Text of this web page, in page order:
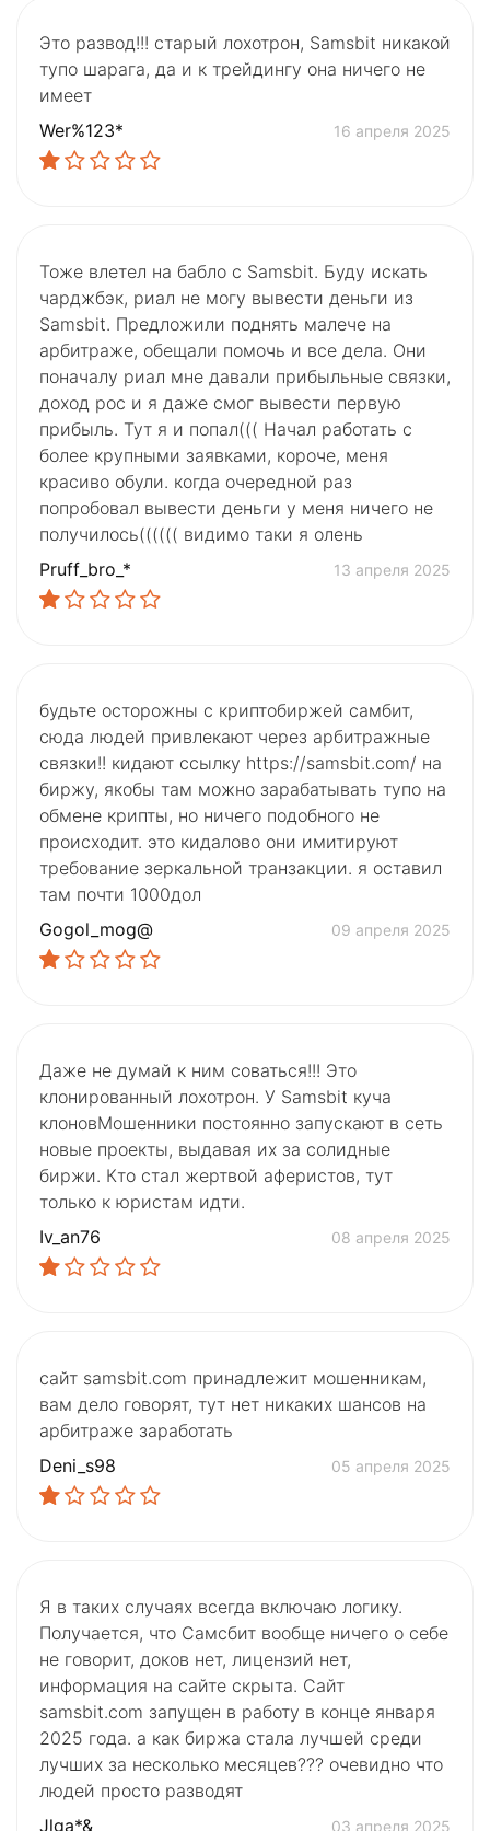
Это развод!!! старый лохотрон, Samsbit никакой
тупо шарага, да и к трейдингу она ничего не
имеет
Wer%123*
16 апреля 2025
Тоже влетел на бабло с Samsbit. Буду искать
чарджбэк, риал не могу вывести деньги из
Samsbit. Предложили поднять малече на
арбитраже, обещали помочь и все дела. Они
поначалу риал мне давали прибыльные связки,
доход рос и я даже смог вывести первую
прибыль. Тут я и попал((( Начал работать с
более крупными заявками, короче, меня
красиво обули. когда очередной раз
попробовал вывести деньги у меня ничего не
получилось(((((( видимо таки я олень
Pruff_bro_*
13 апреля 2025
будьте осторожны с криптобиржей самбит,
сюда людей привлекают через арбитражные
связки!! кидают ссылку https://samsbit.com/ на
биржу, якобы там можно зарабатывать тупо на
обмене крипты, но ничего подобного не
происходит. это кидалово они имитируют
требование зеркальной транзакции. я оставил
там почти 1000дол
Gogol_mog@
09 апреля 2025
Даже не думай к ним соваться!!! Это
клонированный лохотрон. У Samsbit куча
клоновМошенники постоянно запускают в сеть
новые проекты, выдавая их за солидные
биржи. Кто стал жертвой аферистов, тут
только к юристам идти.
Iv_an76
08 апреля 2025
сайт samsbit.com принадлежит мошенникам,
вам дело говорят, тут нет никаких шансов на
арбитраже заработать
Deni_s98
05 апреля 2025
Я в таких случаях всегда включаю логику.
Получается, что Самсбит вообще ничего о себе
не говорит, доков нет, лицензий нет,
информация на сайте скрыта. Сайт
samsbit.com запущен в работу в конце января
2025 года. а как биржа стала лучшей среди
лучших за несколько месяцев??? очевидно что
людей просто разводят
Jlga*&
03 апреля 2025